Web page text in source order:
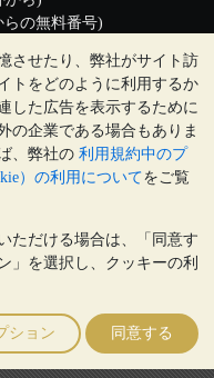
させたり、弊社がサイト訪
トをどのように利用するか
した広告を表示するために
の企業である場合もありま
、弊社の 利用規約中のプ
）の利用についてをご覧
ただける場合は、「同意す
」を選択し、クッキーの利
ション 同意する
の無料番号)
金曜日
ば上昇することもありま
保証するものではありませ
くはBullionVaultとのコミ